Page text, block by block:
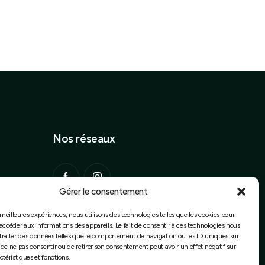
Gérer le consentement
expériences, nous utilisons des technologies telles que les cookies pour
aux informations des appareils. Le fait de consentir à ces technologies nous
des données telles que le comportement de navigation ou les ID uniques sur
ne pas consentir ou de retirer son consentement peut avoir un effet négatif sur
et fonctions.
conseils
Nos réseaux